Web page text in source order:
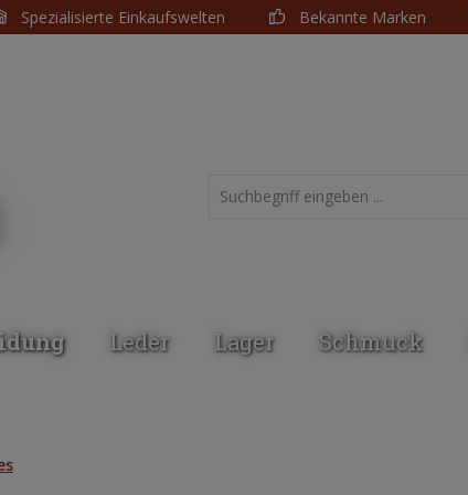
Spezialisierte Einkaufswelten Bekannte Marken
Leder Lager Schmuck